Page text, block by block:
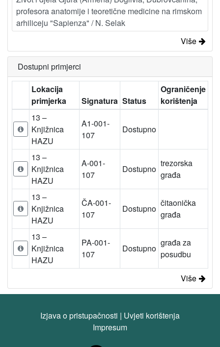
profesora anatomije i teoretične medicine na rimskom
arhiliceju "Sapienza" / N. Selak
Više
Dostupni primjerci
Lokacija
primjerka
Signatura Status
Ograničenje
korištenja
13 –
Knjižnica
HAZU
A1-001-
107
Dostupno
13 –
Knjižnica
HAZU
A-001-
107
Dostupno
trezorska
građa
13 –
Knjižnica
HAZU
ČA-001-
107
Dostupno
čitaonička
građa
13 –
Knjižnica
HAZU
PA-001-
107
Dostupno
građa za
posudbu
Više
Izjava o pristupačnosti | Uvjeti korištenja
Impresum